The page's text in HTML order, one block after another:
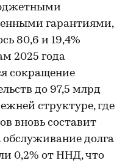
гарантиями,
80,6 и 19,4%
2025 года
сокращение
до 97,5 млрд
структуре, где
вновь составит
обслуживание долга
0,2% от ННД, что